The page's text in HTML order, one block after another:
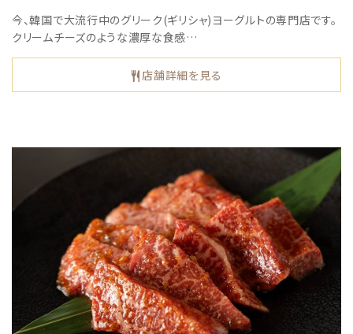
今、韓国で大流行中のグリーク(ギリシャ)ヨーグルトの専門店です。
クリームチーズのような濃厚な食感…
店舗詳細を見る